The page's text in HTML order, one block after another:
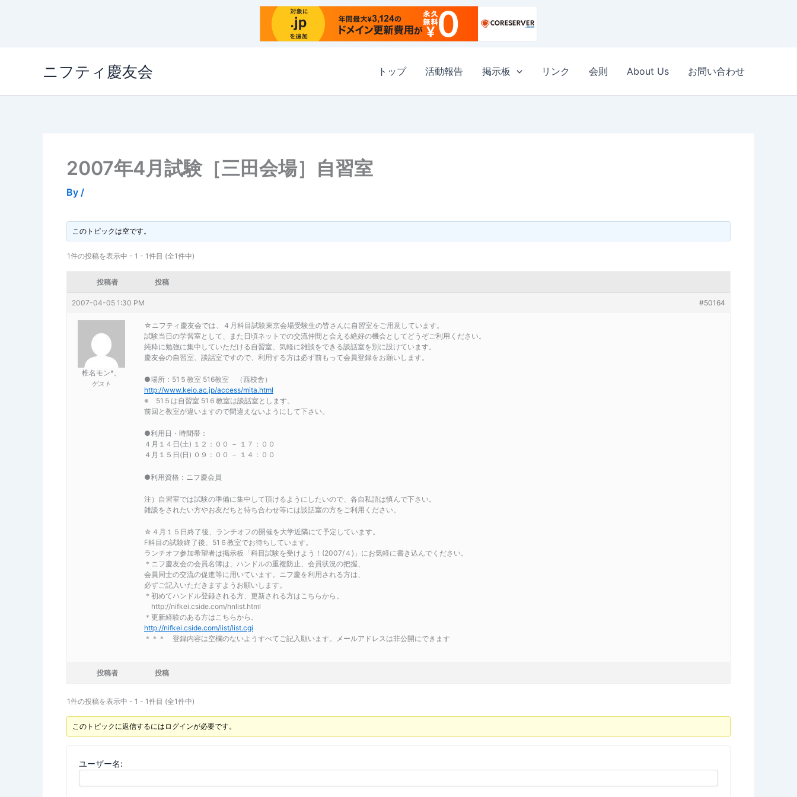
ニフティ慶友会 トップ 活動報告 掲示板 リンク 会則 About Us お問い合わせ
2007年4月試験［三田会場］自習室
By /
このトピックは空です。
1件の投稿を表示中 - 1 - 1件目 (全1件中)
投稿者 投稿
2007-04-05 1:30 PM #50164
椎名モン*。
ゲスト
☆ニフティ慶友会では、４月科目試験東京会場受験生の皆さんに自習室をご用意しています。
試験当日の学習室として、また日頃ネットでの交流仲間と会える絶好の機会としてどうぞご利用ください。
純粋に勉強に集中していただける自習室、気軽に雑談をできる談話室を別に設けています。
慶友会の自習室、談話室ですので、利用する方は必ず前もって会員登録をお願いします。
●場所：51５教室 516教室 （西校舎）
http://www.keio.ac.jp/access/mita.html
※ 51５は自習室 51６教室は談話室とします。
前回と教室が違いますので間違えないようにして下さい。
●利用日・時間帯：
４月１４日(土) １２：００ － １７：００
４月１５日(日) ０９：００ － １４：００
●利用資格：ニフ慶会員
注）自習室では試験の準備に集中して頂けるようにしたいので、各自私語は慎んで下さい。
雑談をされたい方やお友だちと待ち合わせ等には談話室の方をご利用ください。
☆４月１５日終了後、ランチオフの開催を大学近隣にて予定しています。
F科目の試験終了後、51６教室でお待ちしています。
ランチオフ参加希望者は掲示板「科目試験を受けよう！(2007/４)」にお気軽に書き込んでください。
＊ニフ慶友会の会員名簿は、ハンドルの重複防止、会員状況の把握、
会員同士の交流の促進等に用いています。ニフ慶を利用される方は、
必ずご記入いただきますようお願いします。
＊初めてハンドル登録される方、更新される方はこちらから。
http://nifkei.cside.com/hnlist.html
＊更新経験のある方はこちらから。
http://nifkei.cside.com/list/list.cgi
＊＊＊ 登録内容は空欄のないようすべてご記入願います。メールアドレスは非公開にできます
投稿者 投稿
1件の投稿を表示中 - 1 - 1件目 (全1件中)
このトピックに返信するにはログインが必要です。
ユーザー名: